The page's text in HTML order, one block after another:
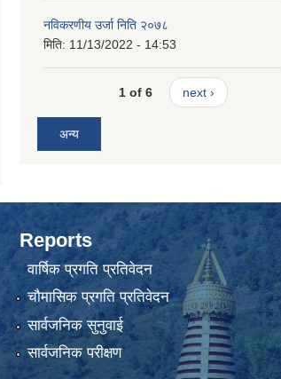
नविकरणीय उर्जा निति २०७८
मिति: 11/13/2022 - 14:53
1 of 6 next ›
अन्य
Reports
वार्षिक प्रगति प्रतिवेदन
चौमासिक प्रगति प्रतिवेदन
सार्वजनिक सुनुवाई
सार्वजनिक परीक्षण